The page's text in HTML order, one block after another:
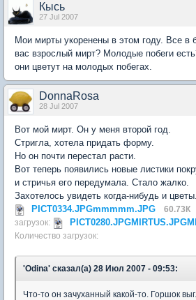
Кысь
27 Jul 2007
Мои мирты укоренены в этом году. Все в
вас взрослый мирт? Молодые побеги
они цветут на молодых побегах.
DonnaRosa
28 Jul 2007
Вот мой мирт. Он у меня второй год.
Стригла, хотела придать форму.
Но он почти перестал расти.
Вот теперь появились новые листики
и стричья его передумала. Стало жалко.
Захотелось увидеть когда-нибудь и цветы.
PICT0334.JPGmmmmm.JPG
60.73К
загрузок:
Количество загрузок:
'Odina' сказал(а) 28 Июл 2007 - 09:53:
Что-то он зачуханный какой-то. Горшок